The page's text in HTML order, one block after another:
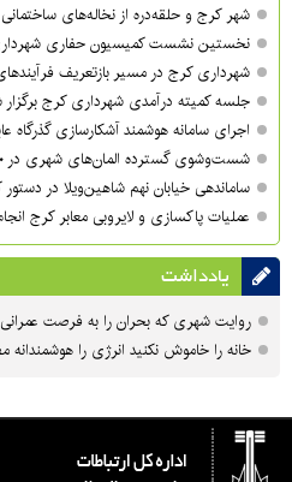
شهر کرج و حلقه‌دره از نخاله‌های
نخستین نشست کمیسیون حفاری
شهرداری کرج در مسیر بازتعریف
جلسه کمیته درآمدی شهرداری کرج
اجرای سامانه هوشمند آشکارسازی گذرگاه عابر پیاده
شست‌وشوی گسترده المان‌های شهری در ۱۰ منطقه کرج
ساماندهی خیابان نهم شاهین‌ویلا در
عملیات پاکسازی و لایروبی معابر کرج
یادداشت
روایت شهری که بحران را به فرصت
خانه را خاموش نکنید انرژی را هوشمندانه